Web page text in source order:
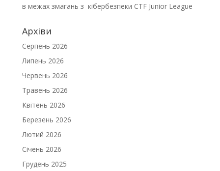
в межах змагань з кібербезпеки CTF Junior League
Архіви
Серпень 2026
Липень 2026
Червень 2026
Травень 2026
Квітень 2026
Березень 2026
Лютий 2026
Січень 2026
Грудень 2025